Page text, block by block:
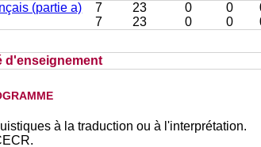
(partie a) 7 23 0 0
7 23 0 0
d'enseignement
à la traduction ou à l'interprétation.